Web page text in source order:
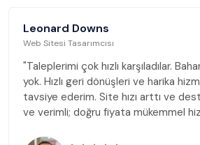
Leonard Downs
Web Sitesi Tasarımcısı
"Taleplerimi çok hızlı karşıladılar.
yok. Hızlı geri dönüşleri ve harika
tavsiye ederim. Site hızı arttı ve
ve verimli; doğru fiyata mükemmel